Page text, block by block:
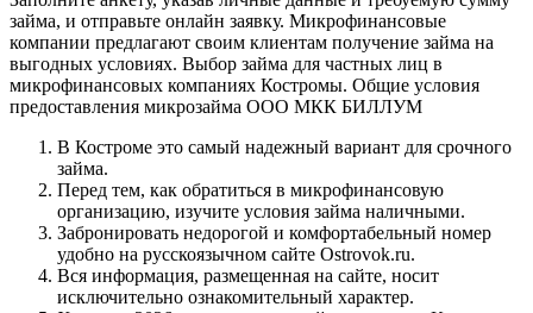
займа, и отправьте онлайн заявку. Микрофинансовые
компании предлагают своим клиентам получение займа на
выгодных условиях. Выбор займа для частных лиц в
микрофинансовых компаниях Костромы. Общие условия
предоставления микрозайма ООО МКК БИЛЛУМ
В Костроме это самый надежный вариант для срочного
займа.
Перед тем, как обратиться в микрофинансовую
организацию, изучите условия займа наличными.
Забронировать недорогой и комфортабельный номер
удобно на русскоязычном сайте Ostrovok.ru.
Вся информация, размещенная на сайте, носит
исключительно ознакомительный характер.